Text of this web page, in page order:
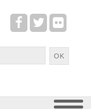
OK